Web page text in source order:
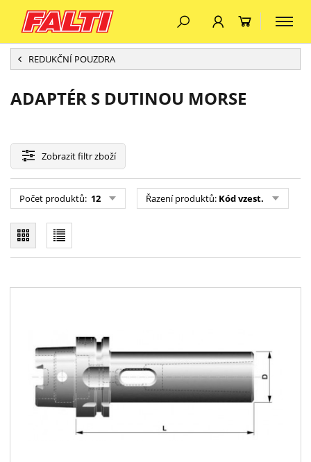
REDUKČNÍ POUZDRA
ADAPTÉR S DUTINOU MORSE
Zobrazitfiltr zboží
Počet produktů: 12 Řazení produktů: Kód vzest.